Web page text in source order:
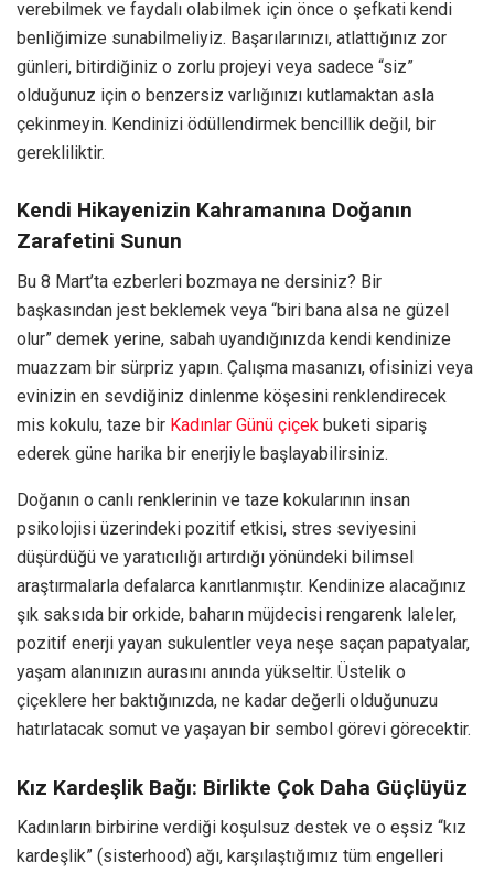
verebilmek ve faydalı olabilmek için önce o şefkati kendi
benliğimize sunabilmeliyiz. Başarılarınızı, atlattığınız zor
günleri, bitirdiğiniz o zorlu projeyi veya sadece “siz”
olduğunuz için o benzersiz varlığınızı kutlamaktan asla
çekinmeyin. Kendinizi ödüllendirmek bencillik değil, bir
gerekliliktir.
Kendi Hikayenizin Kahramanına Doğanın
Zarafetini Sunun
Bu 8 Mart’ta ezberleri bozmaya ne dersiniz? Bir
başkasından jest beklemek veya “biri bana alsa ne güzel
olur” demek yerine, sabah uyandığınızda kendi kendinize
muazzam bir sürpriz yapın. Çalışma masanızı, ofisinizi veya
evinizin en sevdiğiniz dinlenme köşesini renklendirecek
mis kokulu, taze bir Kadınlar Günü çiçek buketi sipariş
ederek güne harika bir enerjiyle başlayabilirsiniz.
Doğanın o canlı renklerinin ve taze kokularının insan
psikolojisi üzerindeki pozitif etkisi, stres seviyesini
düşürdüğü ve yaratıcılığı artırdığı yönündeki bilimsel
araştırmalarla defalarca kanıtlanmıştır. Kendinize alacağınız
şık saksıda bir orkide, baharın müjdecisi rengarenk laleler,
pozitif enerji yayan sukulentler veya neşe saçan papatyalar,
yaşam alanınızın aurasını anında yükseltir. Üstelik o
çiçeklere her baktığınızda, ne kadar değerli olduğunuzu
hatırlatacak somut ve yaşayan bir sembol görevi görecektir.
Kız Kardeşlik Bağı: Birlikte Çok Daha Güçlüyüz
Kadınların birbirine verdiği koşulsuz destek ve o eşsiz “kız
kardeşlik” (sisterhood) ağı, karşılaştığımız tüm engelleri